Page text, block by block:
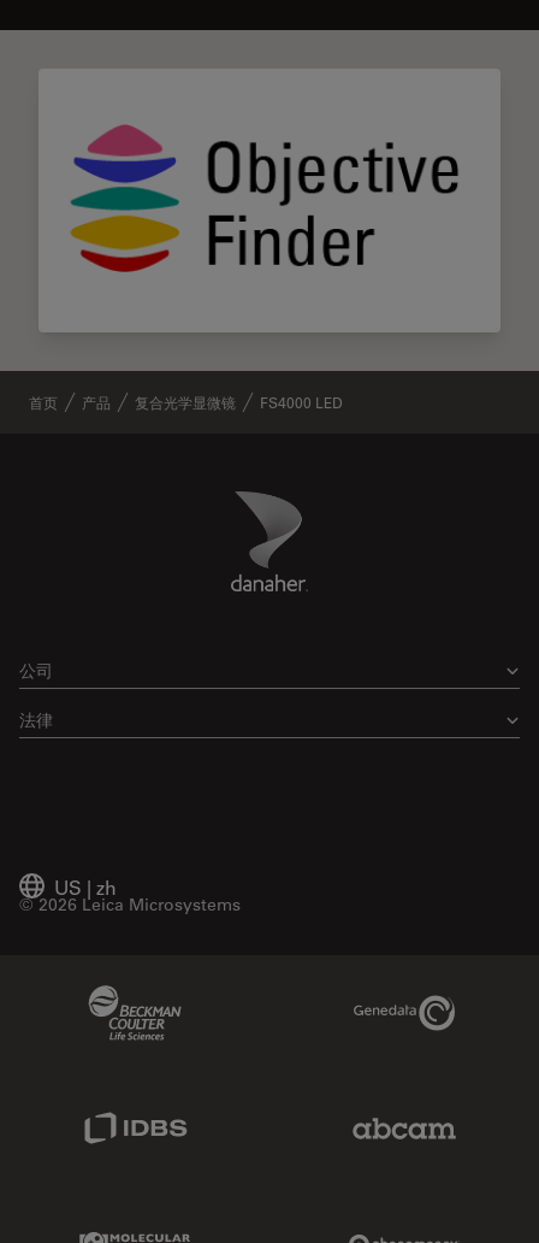
首页 产品 复合光学显微镜 FS4000 LED
Danaher Logo
公司
法律
US | zh
© 2026 Leica Microsystems
Genedata Link
IDBS Link
Molecular Devices Link